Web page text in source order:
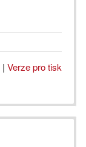
| Verze pro tisk